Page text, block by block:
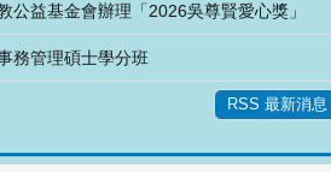
公益基金會辦理「2026吳尊賢愛心獎」
務管理碩士學分班
RSS 最新消息